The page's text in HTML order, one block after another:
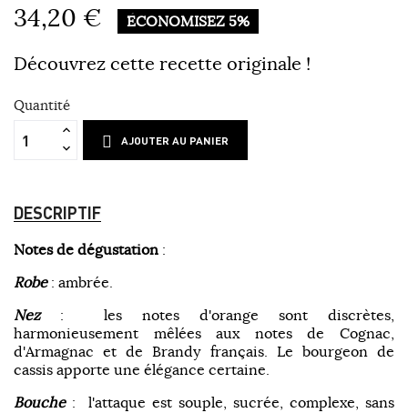
34,20 € ÉCONOMISEZ 5%
Découvrez cette recette originale !
Quantité
AJOUTER AU PANIER
DESCRIPTIF
Notes de dégustation :
Robe: ambrée.
Nez: les notes d'orange sont discrètes,
harmonieusement mêlées aux notes de Cognac,
d'Armagnac et de Brandy français. Le bourgeon de
cassis apporte une élégance certaine.
Bouche: l'attaque est souple, sucrée, complexe, sans